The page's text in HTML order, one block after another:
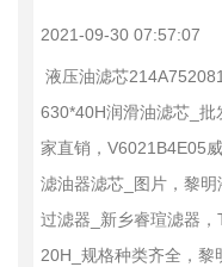
2021-09-30 07:57:07
液压油滤芯
630*40H润滑油滤芯_
家直销，V6021B4E05
滤油器滤芯_图片，黎
过滤器_新乡睿瑄滤器
20H_规格种类齐全，黎